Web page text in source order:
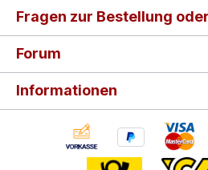
Fragen zur Bestellung
Forum
Informationen